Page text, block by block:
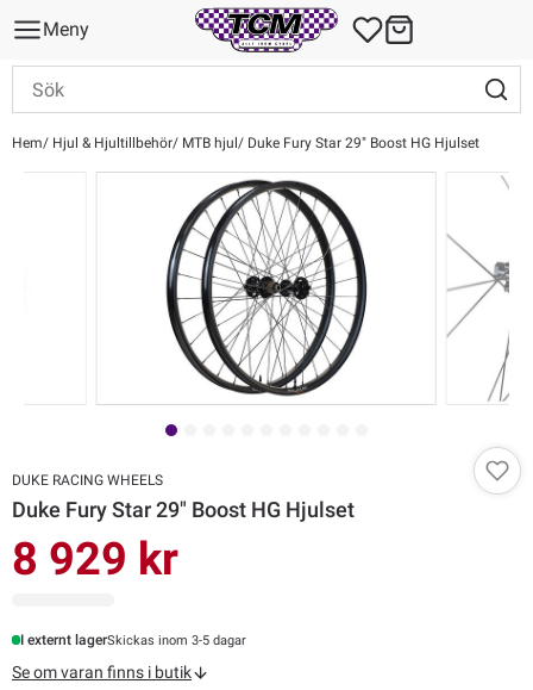
Meny
Hem Hjul & Hjultillbehör MTB hjul Duke Fury Star 29" Boost HG Hjulset
DUKE RACING WHEELS
Duke Fury Star 29" Boost HG Hjulset
8 929 kr
I externt lagerSkickas inom 3-5 dagar
Se om varan finns i butik